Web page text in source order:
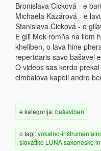
Bronislava Cicková - e
Michaela Kazárová - e
Stanislava Cicková - o
E giľi Mek romňa na iľom
kheľiben, o lava hine
repertoaris savo bašavel
O videos sas kerdo
cimbalova kapeli andro
e kategorija:bašaviben
o tagi:vokalno-
slovaťiko LUNAsakoneske